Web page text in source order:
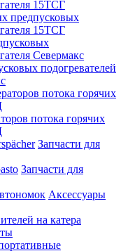
предпусковых
15ТСГ
подогревателей
потока горячих
Запчасти для
Запчасти для
Аксессуары
на катера